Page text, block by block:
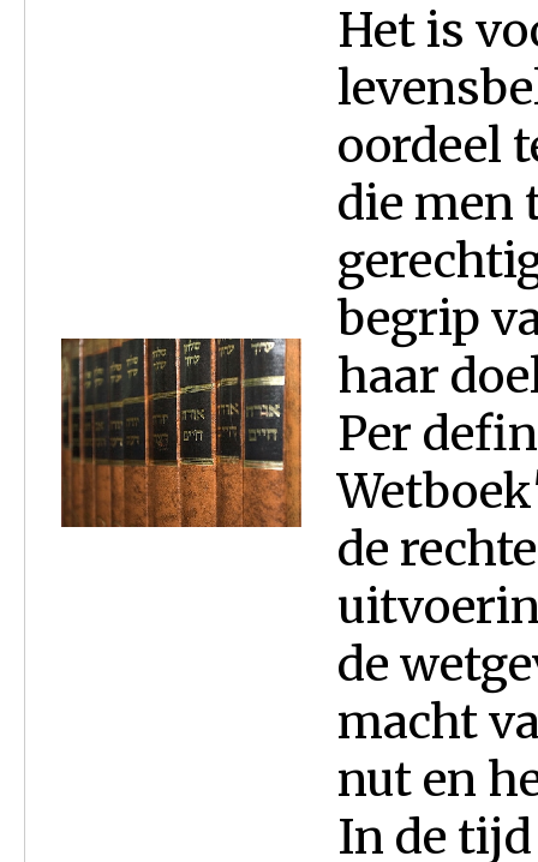
Het is
oordeel
die men
begrip
haar
Per
de
de
macht
nut en
In de tijd